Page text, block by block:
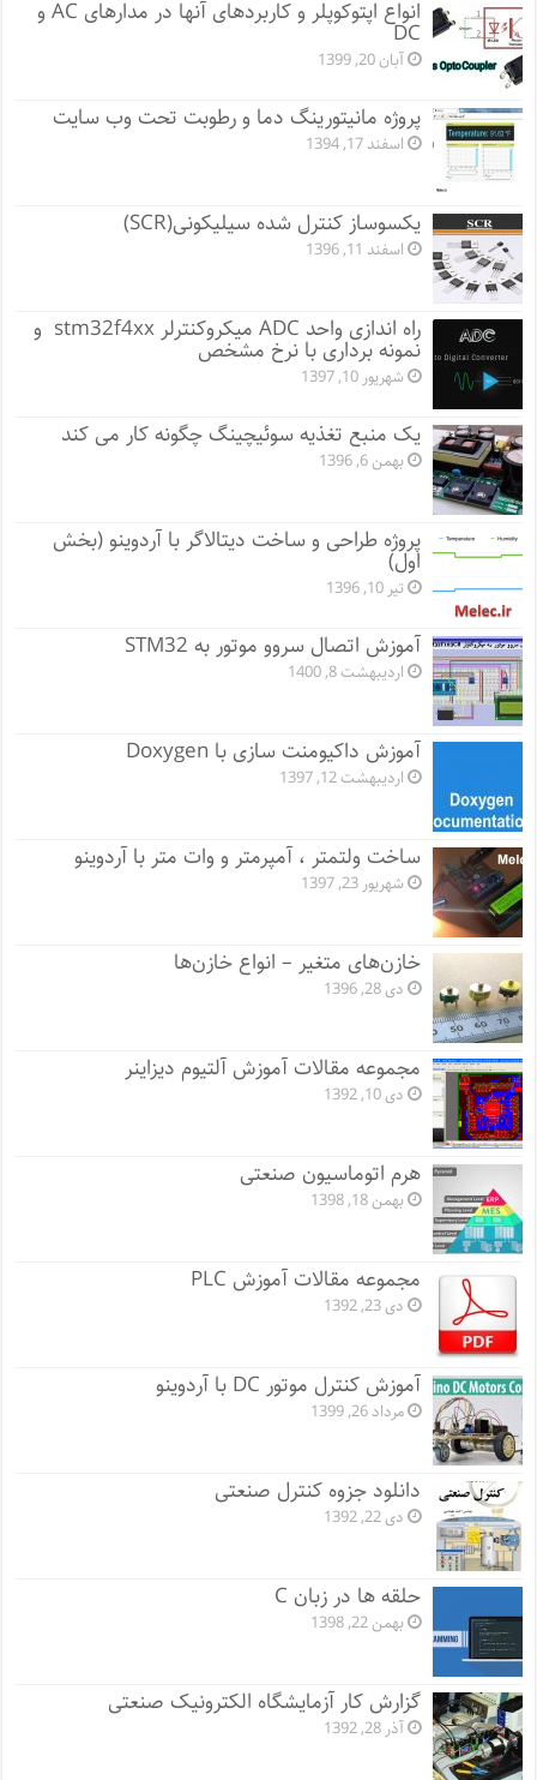
انواع اپتوکوپلر و کاربردهای آنها در مدارهای AC و
DC
آبان 20, 1399
پروژه مانيتورينگ دما و رطوبت تحت وب سایت
اسفند 17, 1394
یکسوساز کنترل شده سیلیکونی(SCR)
اسفند 11, 1396
راه اندازی واحد ADC میکروکنترلر stm32f4xx و
نمونه برداری با نرخ مشخص
شهریور 10, 1397
یک منبع تغذیه سوئیچینگ چگونه کار می کند
بهمن 6, 1396
پروژه طراحی و ساخت دیتالاگر با آردوینو (بخش
اول)
تیر 10, 1396
آموزش اتصال سروو موتور به STM32
اردیبهشت 8, 1400
آموزش داکیومنت سازی با Doxygen
اردیبهشت 12, 1397
ساخت ولتمتر ، آمپرمتر و وات متر با آردوینو
شهریور 23, 1397
خازن‌های متغیر – انواع خازن‌ها
دی 28, 1396
مجموعه مقالات آموزش آلتیوم دیزاینر
دی 10, 1392
هرم اتوماسیون صنعتی
بهمن 18, 1398
مجموعه مقالات آموزش PLC
دی 23, 1392
آموزش کنترل موتور DC با آردوینو
مرداد 26, 1399
دانلود جزوه کنترل صنعتی
دی 22, 1392
حلقه ها در زبان C
بهمن 22, 1398
گزارش کار آزمایشگاه الکترونیک صنعتی
آذر 28, 1392